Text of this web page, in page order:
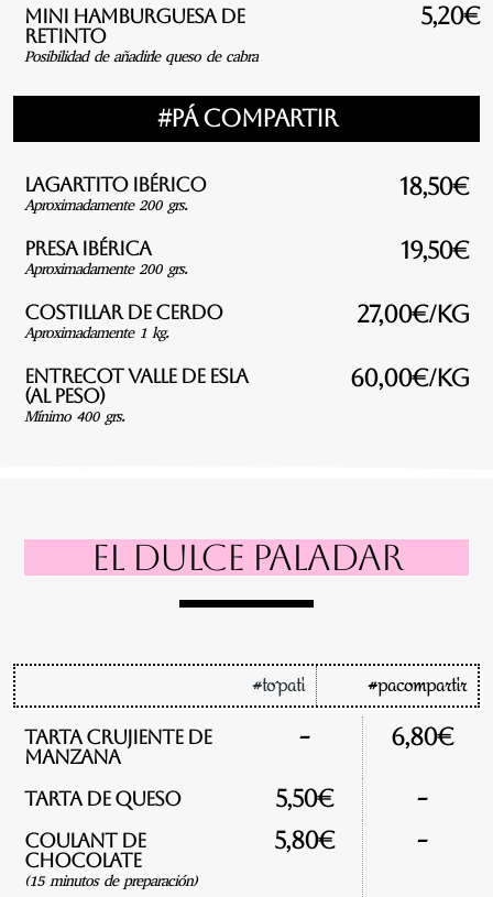
Mini hamburguesa de
retinto
Posibilidad de añadirle queso de cabra
5,20€
#Pá Compartir
Lagartito ibérico
Aproximadamente 200 grs.
18,50€
Presa ibérica
Aproximadamente 200 grs.
19,50€
Costillar de cerdo
Aproximadamente 1 kg.
27,00€/Kg
Entrecot valle de Esla
(Al Peso)
Mínimo 400 grs.
60,00€/Kg
EL DULCE PALADAR
#to´pati #pacompartir
Tarta crujiente de
manzana
- 6,80€
Tarta de queso 5,50€ -
Coulant de
chocolate
(15 minutos de preparación)
5,80€ -